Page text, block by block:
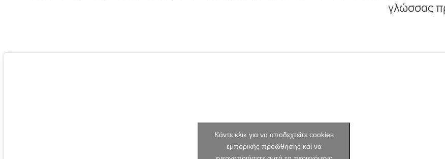
γλώσσας
Κάντε κλικ για να αποδεχτείτε cookies
εμπορικής προώθησης και να